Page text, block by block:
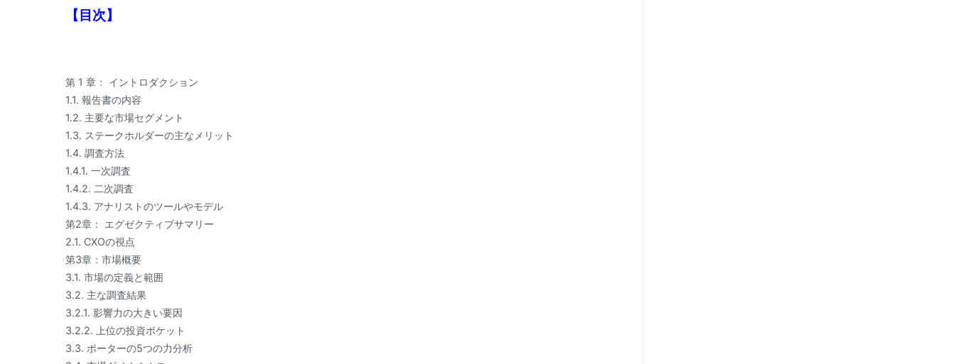
【目次】
第 1 章： イントロダクション
1.1. 報告書の内容
1.2. 主要な市場セグメント
1.3. ステークホルダーの主なメリット
1.4. 調査方法
1.4.1. 一次調査
1.4.2. 二次調査
1.4.3. アナリストのツールやモデル
第2章： エグゼクティブサマリー
2.1. CXOの視点
第3章：市場概要
3.1. 市場の定義と範囲
3.2. 主な調査結果
3.2.1. 影響力の大きい要因
3.2.2. 上位の投資ポケット
3.3. ポーターの5つの力分析